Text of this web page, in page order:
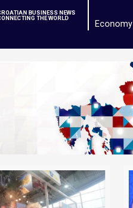
BUSINESS NEWS
THE WORLD
Economy